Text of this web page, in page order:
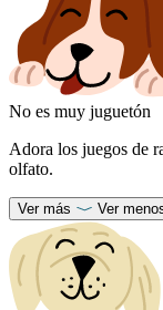
No es muy juguetón
Adora los juegos de
olfato.
Ver más Ver